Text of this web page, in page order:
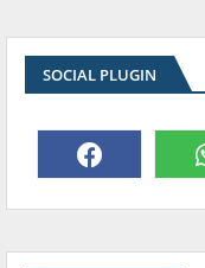
SOCIAL PLUGIN